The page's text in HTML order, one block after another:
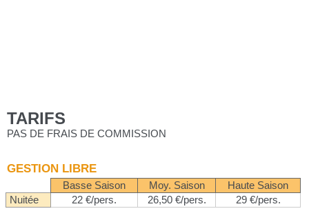
TARIFS
PAS DE FRAIS DE COMMISSION
GESTION LIBRE
Basse Saison Moy. Saison
Haute Saison
Nuitée
22 €/pers. 26,50 €/pers. 29 €/pers.